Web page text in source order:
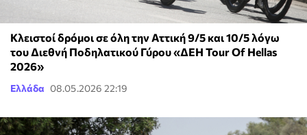
Κλειστοί δρόμοι σε όλη την Αττική 9/5 και 10/5 λόγω
του Διεθνή Ποδηλατικού Γύρου «ΔΕΗ Tour Of Hellas
2026»
Ελλάδα 08.05.2026 22:19